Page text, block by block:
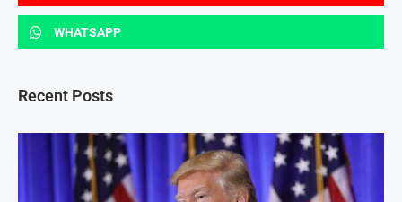
WHATSAPP
Recent Posts